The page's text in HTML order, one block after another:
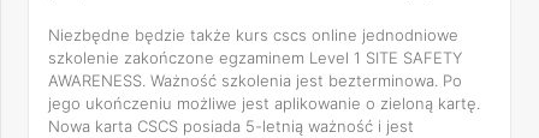
Niezbędne będzie także kurs cscs online jednodniowe
szkolenie zakończone egzaminem Level 1 SITE SAFETY
AWARENESS. Ważność szkolenia jest bezterminowa. Po
jego ukończeniu możliwe jest aplikowanie o zieloną kartę.
Nowa karta CSCS posiada 5-letnią ważność i jest